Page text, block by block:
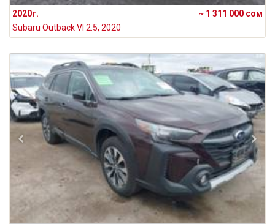
2020г.
~ 1 311 000 сом
Subaru Outback VI 2.5, 2020